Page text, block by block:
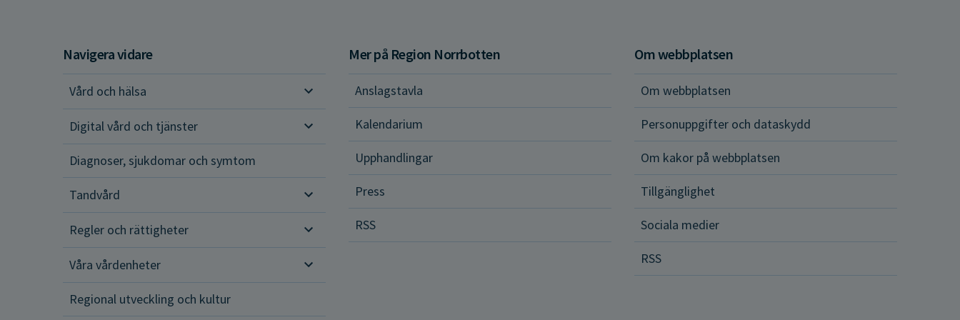
Navigera vidare
Vård och hälsa
Vård och hälsa
Digital vård och tjänster
Diagnoser, sjukdomar och symtom
Tandvård
Regler och rättigheter
Regler och rättigheter
Våra vårdenheter
Regional utveckling och kultur
Mer på Region Norrbotten
Anslagstavla
Kalendarium
Upphandlingar
Press
RSS
Om webbplatsen
Om webbplatsen
Personuppgifter och dataskydd
Om kakor på webbplatsen
Tillgänglighet
Sociala medier
RSS